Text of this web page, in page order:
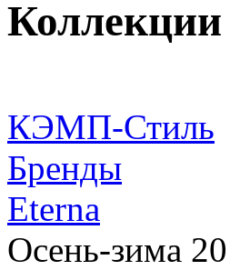
Коллекции
КЭМП-Стиль
Бренды
Eterna
Осень-зима